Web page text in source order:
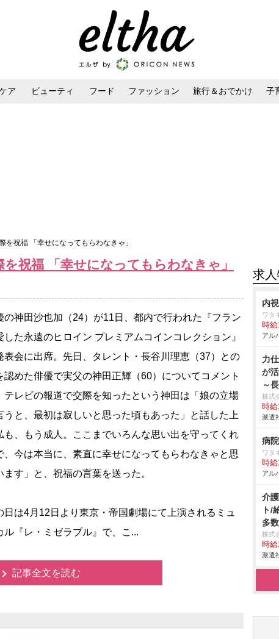
ア ビューティ フード ファッション 旅行＆おでかけ 子
を祝福 「幸せになってもらわなきゃ」
祝福 「幸せになってもらわなきゃ」
神田沙也加（24）が11日、都内で行われた『フラン
した永遠のヒロイン プレミアムコインコレクション』
表会に出席。先日、タレント・長谷川理恵（37）との
認めた俳優で実父の神田正輝（60）についてコメント
テレビの報道で交際を知ったという神田は「娘の立場
うと、最初は寂しいと思った頃もあった」と話した上
も、もう成人。ここまでいろんな思い出を守ってくれ
、今は本当に、素直に幸せになってもらわなきゃと思
ます」と、祝福の言葉を送った。
は4月12日より東京・帝国劇場にて上演されるミュ
ル『レ・ミゼラブル』で、こ...
記事全文を読む
求
内
ワタ
時給
アル
力
が
～
株式
時給
派遣
病
ワタ
時給
アル
介
ト/
多
株式
時給
派遣